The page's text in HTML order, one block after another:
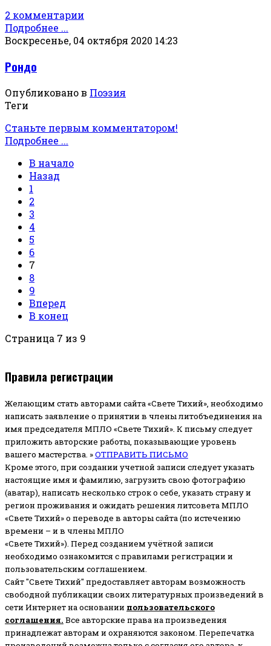
2 комментарии
Подробнее ...
Воскресенье, 04 октября 2020 14:23
Рондо
Опубликовано в Поэзия
Теги
Станьте первым комментатором!
Подробнее ...
В начало
Назад
1
2
3
4
5
6
7
8
9
Вперед
В конец
Страница 7 из 9
Правила регистрации
Желающим стать авторами сайта «Свете Тихий», необходимо
написать заявление о принятии в члены литобъединения на
имя председателя МПЛО «Свете Тихий». К письму следует
приложить авторские работы, показывающие уровень
вашего мастерства. »ОТПРАВИТЬ ПИСЬМО
Кроме этого, при создании учетной записи следует указать
настоящие имя и фамилию, загрузить свою фотографию
(аватар), написать несколько строк о себе, указать страну и
регион проживания и ожидать решения литсовета МПЛО
«Свете Тихий» о переводе в авторы сайта (по истечению
времени – и в члены МПЛО
«Свете Тихий»). Перед созданием учётной записи
необходимо ознакомится с правилами регистрации и
пользовательским соглашением.
Сайт "Свете Тихий" предоставляет авторам возможность
свободной публикации своих литературных произведений в
сети Интернет на основании пользовательского
соглашения. Все авторские права на произведения
принадлежат авторам и охраняются законом. Перепечатка